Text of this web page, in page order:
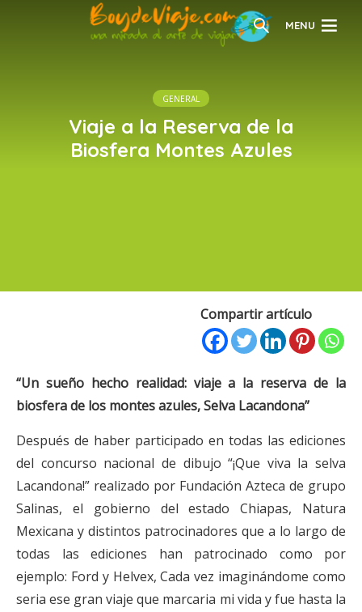
MENU
GENERAL
Viaje a la Reserva de la
Biosfera Montes Azules
Compartir artículo
“Un sueño hecho realidad: viaje a la reserva de la
biosfera de los montes azules, Selva Lacandona”
Después de haber participado en todas las ediciones
del concurso nacional de dibujo “¡Que viva la selva
Lacandona!” realizado por Fundación Azteca de grupo
Salinas, el gobierno del estado Chiapas, Natura
Mexicana y distintos patrocinadores que a lo largo de
todas las ediciones han patrocinado como por
ejemplo: Ford y Helvex, Cada vez imaginándome como
seria ese gran viaje que marcaria mi vida y fue hasta la